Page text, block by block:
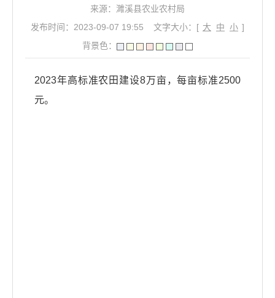
来源：濉溪县农业农村局
发布时间：2023-09-07 19:55
文字大小：[ 大 中 小 ]
背景色：
2023年高标准农田建设8万亩，每亩标准2500
元。